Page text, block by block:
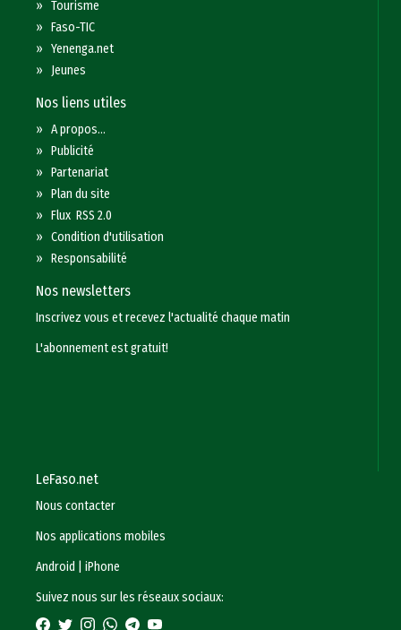
»Tourisme
»Faso-TIC
»Yenenga.net
» Jeunes
Nos liens utiles
»A propos...
»Publicité
»Partenariat
»Plan du site
»Flux RSS 2.0
»Condition d'utilisation
»Responsabilité
Nos newsletters
Inscrivez vous et recevez l'actualité chaque matin
L'abonnement est gratuit!
LeFaso.net
Nous contacter
Nos applications mobiles
Android
|iPhone
Suivez nous sur les réseaux sociaux: